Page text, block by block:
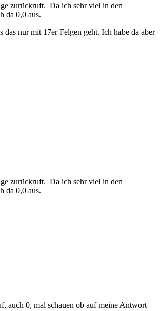
zurückruft. Da ich sehr viel in den
da 0,0 aus.
nur mit 17er Felgen geht. Ich habe da aber
zurückruft. Da ich sehr viel in den
da 0,0 aus.
auch 0, mal schauen ob auf meine Antwort